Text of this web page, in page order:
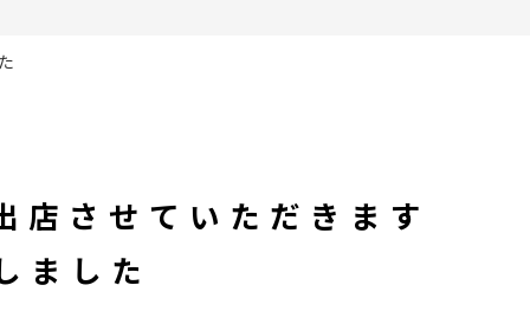
させていただきます
ました